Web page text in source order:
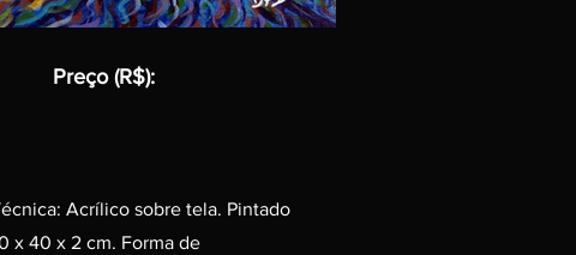
Preço (R$):
Acrílico sobre tela. Pintado
x 40 x 2 cm. Forma de